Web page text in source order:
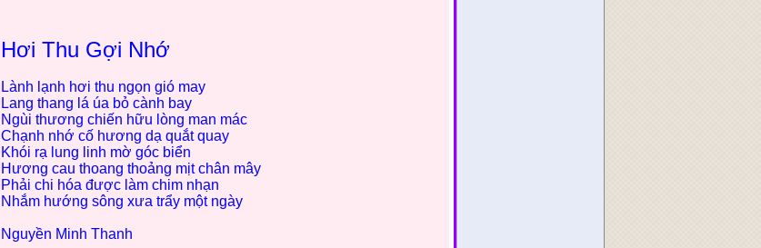
Hơi Thu Gợi Nhớ
Lành lạnh hơi thu ngọn gió may
Lang thang lá úa bỏ cành bay
Ngùi thương chiến hữu lòng man mác
Chạnh nhớ cố hương dạ quắt quay
Khói rạ lung linh mờ góc biển
Hương cau thoang thoảng mịt chân mây
Phải chi hóa được làm chim nhạn
Nhắm hướng sông xưa trẩy một ngày
Nguyền Minh Thanh